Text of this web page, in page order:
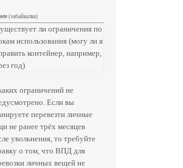
(забайкалка)
ли ограничения по
использования (могу ли я
контейнер, например,
год)
ограничений не
Если вы
перевезти личные
не ранее трёх месяцев
увольнения, то требуйте
о том, что ВПД для
личных вещей не